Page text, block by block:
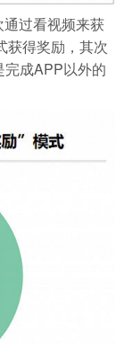
过看视频来获
获得奖励，其次
成APP以外的